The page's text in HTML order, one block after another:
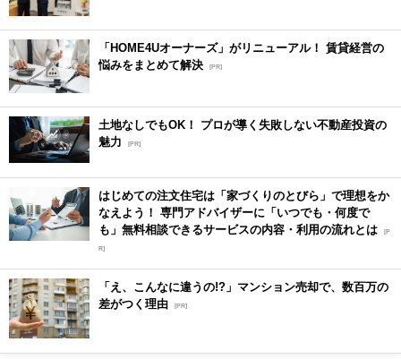
「HOME4Uオーナーズ」がリニューアル！ 賃貸経営の
悩みをまとめて解決 [PR]
土地なしでもOK！ プロが導く失敗しない不動産投資の
魅力
[PR]
はじめての注文住宅は「家づくりのとびら」で理想をか
なえよう！ 専門アドバイザーに「いつでも・何度で
も」無料相談できるサービスの内容・利用の流れとは [P
R]
「え、こんなに違うの!?」マンション売却で、数百万の
差がつく理由 [PR]